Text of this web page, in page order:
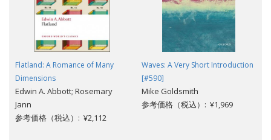
Flatland: A Romance of Many
Dimensions
Edwin A. Abbott; Rosemary
Jann
参考価格（税込）: ¥2,112
Waves: A Very Short Introduction
[#590]
Mike Goldsmith
参考価格（税込）: ¥1,969